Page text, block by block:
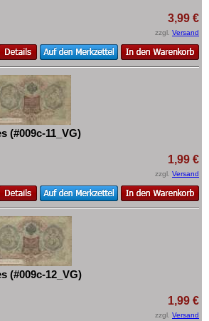
3,99 €
zzgl. Versand
(#009c-11_VG)
1,99 €
zzgl. Versand
(#009c-12_VG)
1,99 €
zzgl. Versand